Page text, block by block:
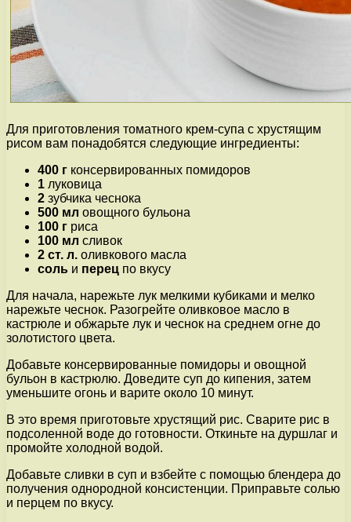
Для приготовления томатного крем-супа с хрустящим
рисом вам понадобятся следующие ингредиенты:
400 г консервированных помидоров
1 луковица
2 зубчика чеснока
500 мл овощного бульона
100 г риса
100 мл сливок
2 ст. л. оливкового масла
соль и перец по вкусу
Для начала, нарежьте лук мелкими кубиками и мелко
нарежьте чеснок. Разогрейте оливковое масло в
кастрюле и обжарьте лук и чеснок на среднем огне до
золотистого цвета.
Добавьте консервированные помидоры и овощной
бульон в кастрюлю. Доведите суп до кипения, затем
уменьшите огонь и варите около 10 минут.
В это время приготовьте хрустящий рис. Сварите рис в
подсоленной воде до готовности. Откиньте на дуршлаг и
промойте холодной водой.
Добавьте сливки в суп и взбейте с помощью блендера до
получения однородной консистенции. Приправьте солью
и перцем по вкусу.